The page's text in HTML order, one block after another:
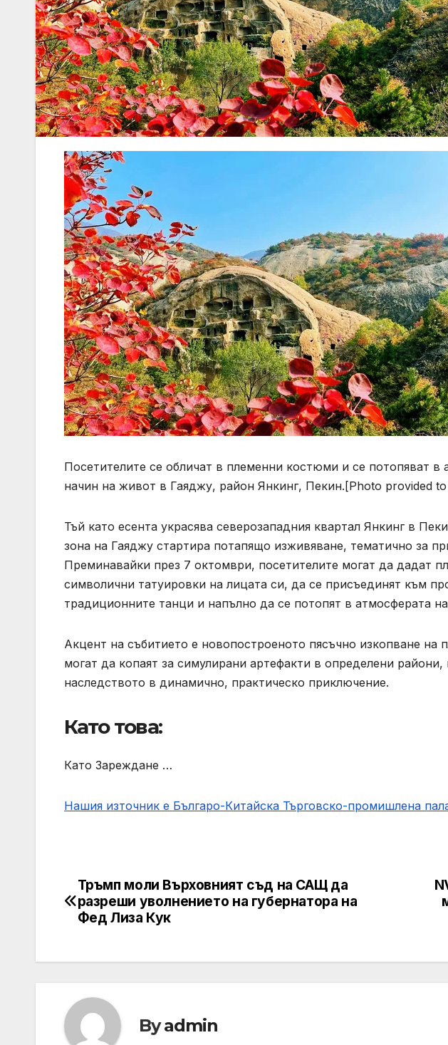
Посетителите се обличат в племенни костюми и се потопяват
начин на живот в Гаяджу, район Янкинг, Пекин.[Photo provided to
Тъй като есента украсява северозападния квартал Янкинг в
зона на Гаяджу стартира потапящо изживяване, тематично за
Преминавайки през 7 октомври, посетителите могат да дадат
символични татуировки на лицата си, да се присъединят към
традиционните танци и напълно да се потопят в атмосферата
Акцент на събитието е новопостроеното пясъчно изкопване на
могат да копаят за симулирани артефакти в определени
наследството в динамично, практическо приключение.
Като това:
Като Зареждане …
Нашия източник е Българо-Китайска Търговско-промишлена
Post
navigation
Тръмп моли Върховният съд на САЩ да
разреши уволнението на губернатора на
Фед Лиза Кук
Byadmin